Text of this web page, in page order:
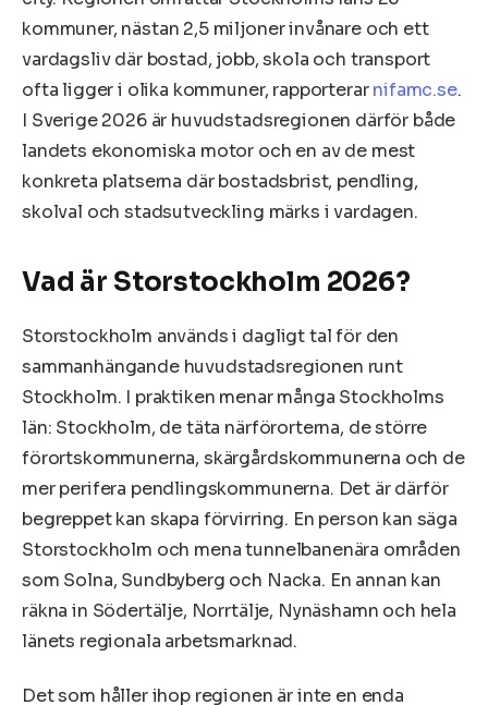
kommuner, nästan 2,5 miljoner invånare och ett
vardagsliv där bostad, jobb, skola och transport
ofta ligger i olika kommuner, rapporterarnifamc.se.
I Sverige 2026 är huvudstadsregionen därför både
landets ekonomiska motor och en av de mest
konkreta platserna där bostadsbrist, pendling,
skolval och stadsutveckling märks i vardagen.
Vad är Storstockholm 2026?
Storstockholm används i dagligt tal för den
sammanhängande huvudstadsregionen runt
Stockholm. I praktiken menar många Stockholms
län: Stockholm, de täta närförorterna, de större
förortskommunerna, skärgårdskommunerna och de
mer perifera pendlingskommunerna. Det är därför
begreppet kan skapa förvirring. En person kan säga
Storstockholm och mena tunnelbanenära områden
som Solna, Sundbyberg och Nacka. En annan kan
räkna in Södertälje, Norrtälje, Nynäshamn och hela
länets regionala arbetsmarknad.
Det som håller ihop regionen är inte en enda